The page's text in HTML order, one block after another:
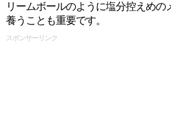
リームボールのように塩分控えめの
養うことも重要です。
スポンサーリンク